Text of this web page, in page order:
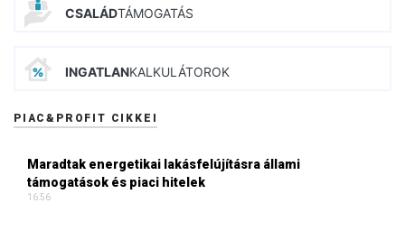
CSALÁDTÁMOGATÁS
INGATLANKALKULÁTOROK
PIAC&PROFIT CIKKEI
Maradtak energetikai lakásfelújításra állami
támogatások és piaci hitelek
16:56